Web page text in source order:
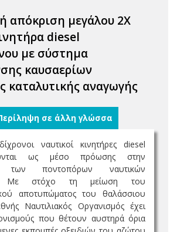
απόκριση μεγάλου 2Χ
diesel
με σύστημα
καυσαερίων
καταλυτικής αναγωγής
σε άλλη γλώσσα
ναυτικοί κινητήρες diesel
ως μέσο πρόωσης στην
των ποντοπόρων ναυτικών
Με στόχο τη μείωση του
αποτυπώματος του θαλάσσιου
Ναυτιλιακός Οργανισμός έχει
που θέτουν αυστηρά όρια